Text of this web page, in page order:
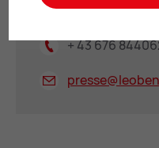
+ 43 3842
+ 43 676
presse@